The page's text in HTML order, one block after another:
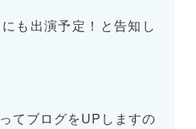
も出演予定！と告知し
てブログをUPしますの